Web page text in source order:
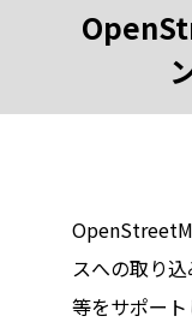
スへの取り
等をサポート